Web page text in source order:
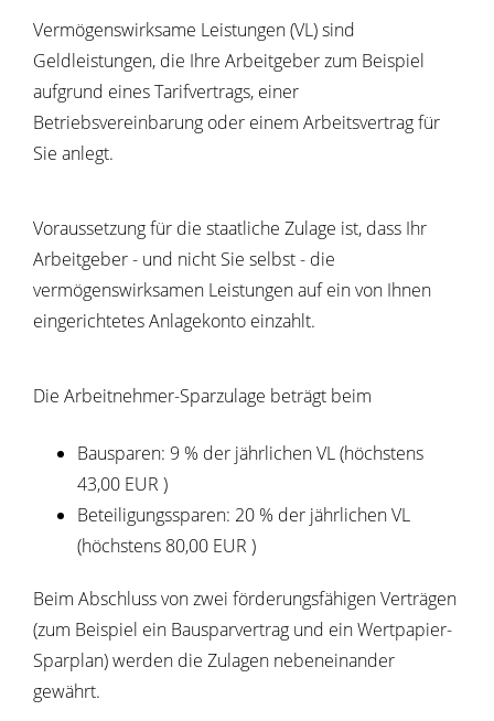
Vermögenswirksame Leistungen (VL) sind
Geldleistungen, die Ihre Arbeitgeber zum Beispiel
aufgrund eines Tarifvertrags, einer
Betriebsvereinbarung oder einem Arbeitsvertrag für
Sie anlegt.
Voraussetzung für die staatliche Zulage ist, dass Ihr
Arbeitgeber - und nicht Sie selbst - die
vermögenswirksamen Leistungen auf ein von Ihnen
eingerichtetes Anlagekonto einzahlt.
Die Arbeitnehmer-Sparzulage beträgt beim
Bausparen: 9 % der jährlichen VL (höchstens
43,00 EUR )
Beteiligungssparen: 20 % der jährlichen VL
(höchstens 80,00 EUR )
Beim Abschluss von zwei förderungsfähigen Verträgen
(zum Beispiel ein Bausparvertrag und ein Wertpapier-
Sparplan) werden die Zulagen nebeneinander
gewährt.